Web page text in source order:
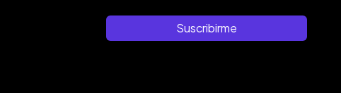
Suscribirme